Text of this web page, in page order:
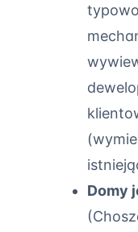
Domy